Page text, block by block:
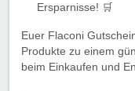
Ersparnisse! 🛒
Euer Flaconi
Produkte zu einem
beim Einkaufen und